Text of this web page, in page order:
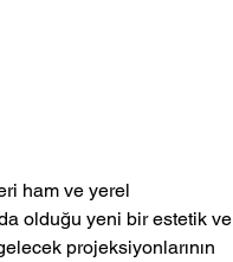
ham ve yerel
olduğu yeni bir estetik ve
projeksiyonlarının